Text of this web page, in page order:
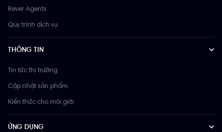
Rever Agents
Quy trình dịch vụ
THÔNG TIN
Tin tức thị trường
Cập nhật sản phẩm
Kiến thức cho môi giới
ỨNG DỤNG